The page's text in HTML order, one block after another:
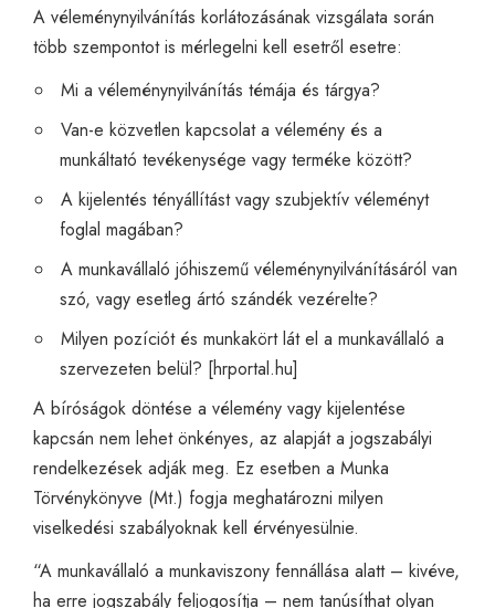
A véleménynyilvánítás korlátozásának vizsgálata során
több szempontot is mérlegelni kell esetről esetre:
Mi a véleménynyilvánítás témája és tárgya?
Van-e közvetlen kapcsolat a vélemény és a
munkáltató tevékenysége vagy terméke között?
A kijelentés tényállítást vagy szubjektív véleményt
foglal magában?
A munkavállaló jóhiszemű véleménynyilvánításáról van
szó, vagy esetleg ártó szándék vezérelte?
Milyen pozíciót és munkakört lát el a munkavállaló a
szervezeten belül? [hrportal.hu]
A bíróságok döntése a vélemény vagy kijelentése
kapcsán nem lehet önkényes, az alapját a jogszabályi
rendelkezések adják meg. Ez esetben a Munka
Törvénykönyve (Mt.) fogja meghatározni milyen
viselkedési szabályoknak kell érvényesülnie.
“A munkavállaló a munkaviszony fennállása alatt – kivéve,
ha erre jogszabály feljogosítja – nem tanúsíthat olyan